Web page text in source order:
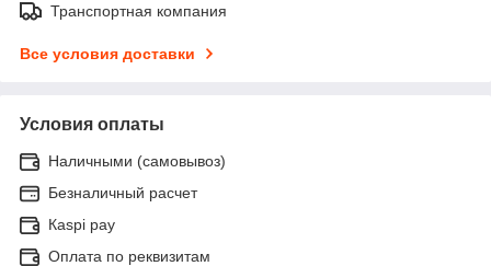
Транспортная компания
Все условия доставки
Условия оплаты
Наличными (самовывоз)
Безналичный расчет
Каspi pay
Оплата по реквизитам